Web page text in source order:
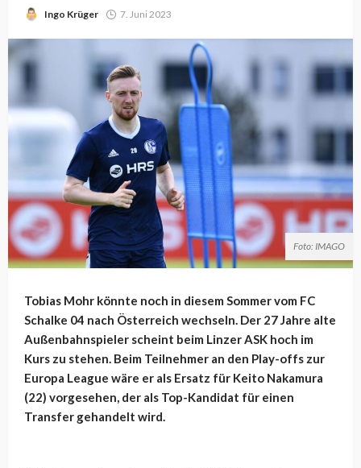
Ingo Krüger 7. Juni 2023
Foto: IMAGO
Tobias Mohr könnte noch in diesem Sommer vom FC
Schalke 04 nach Österreich wechseln. Der 27 Jahre alte
Außenbahnspieler scheint beim Linzer ASK hoch im
Kurs zu stehen. Beim Teilnehmer an den Play-offs zur
Europa League wäre er als Ersatz für Keito Nakamura
(22) vorgesehen, der als Top-Kandidat für einen
Transfer gehandelt wird.